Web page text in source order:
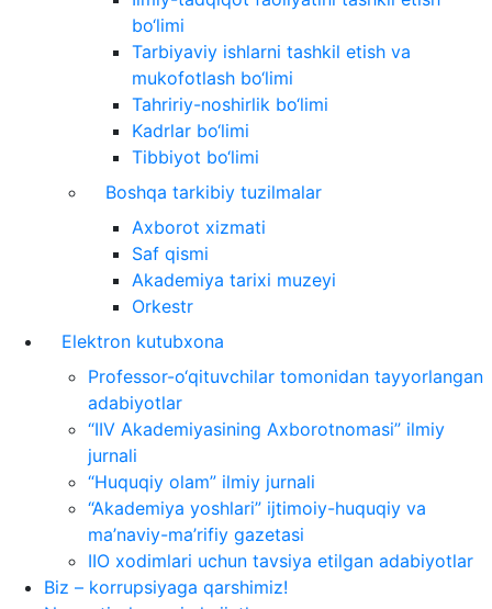
bo‘limi
Tarbiyaviy ishlarni tashkil etish va
mukofotlash bo‘limi
Tahririy-noshirlik bo‘limi
Kadrlar bo‘limi
Tibbiyot bo‘limi
Boshqa tarkibiy tuzilmalar
Axborot xizmati
Saf qismi
Akademiya tarixi muzeyi
Orkestr
Elektron kutubxona
Professor-o‘qituvchilar tomonidan tayyorlangan
adabiyotlar
“IIV Akademiyasining Axborotnomasi” ilmiy
jurnali
“Huquqiy olam” ilmiy jurnali
“Akademiya yoshlari” ijtimoiy-huquqiy va
ma’naviy-ma’rifiy gazetasi
IIO xodimlari uchun tavsiya etilgan adabiyotlar
Biz – korrupsiyaga qarshimiz!